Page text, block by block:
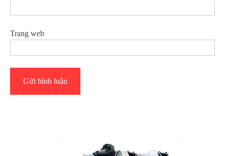
Trang web